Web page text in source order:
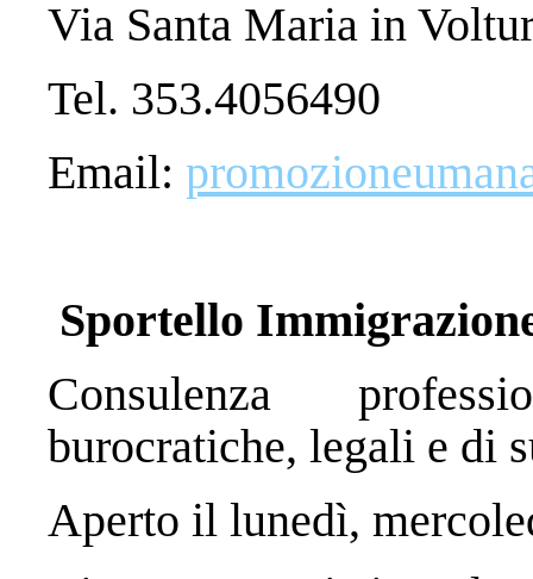
Via Santa Maria in
Tel. 353.4056490
Email:
Sportello
Consulenza
burocratiche, legali e di
Aperto il lunedì,